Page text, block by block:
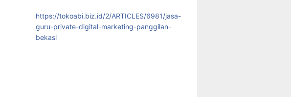
https://tokoabi.biz.id/2/ARTICLES/6981/jasa-
guru-private-digital-marketing-panggilan-
bekasi